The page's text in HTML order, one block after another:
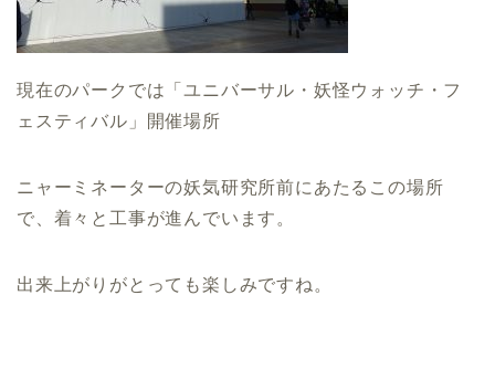
現在のパークでは「ユニバーサル・妖怪ウォッチ・フ
ェスティバル」開催場所
ニャーミネーターの妖気研究所前にあたるこの場所
で、着々と工事が進んでいます。
出来上がりがとっても楽しみですね。